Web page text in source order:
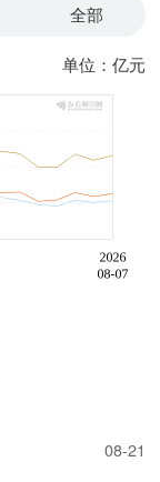
全部
单位：亿元
08-21